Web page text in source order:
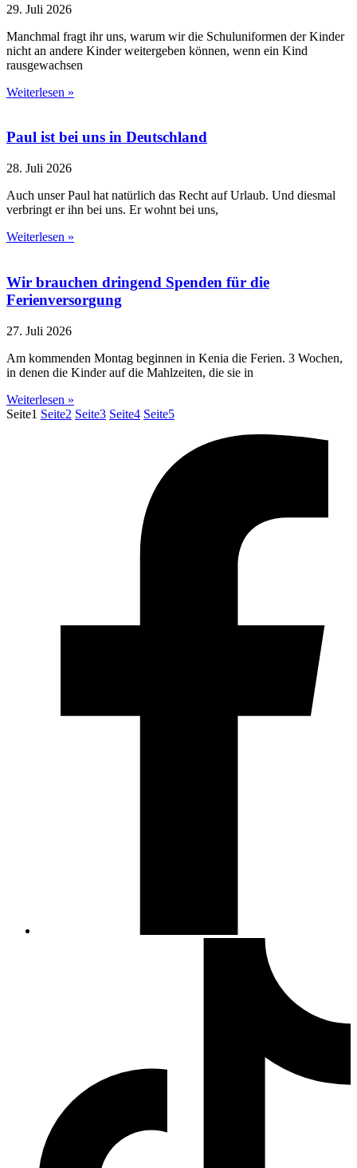
29. Juli 2026
Manchmal fragt ihr uns, warum wir die Schuluniformen der Kinder
nicht an andere Kinder weitergeben können, wenn ein Kind
rausgewachsen
Weiterlesen »
Paul ist bei uns in Deutschland
28. Juli 2026
Auch unser Paul hat natürlich das Recht auf Urlaub. Und diesmal
verbringt er ihn bei uns. Er wohnt bei uns,
Weiterlesen »
Wir brauchen dringend Spenden für die
Ferienversorgung
27. Juli 2026
Am kommenden Montag beginnen in Kenia die Ferien. 3 Wochen,
in denen die Kinder auf die Mahlzeiten, die sie in
Weiterlesen »
Seite1 Seite2 Seite3 Seite4 Seite5